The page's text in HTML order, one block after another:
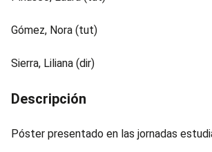
Gómez, Nora (tut)
Sierra, Liliana (dir)
Descripción
Póster presentado en las jornadas